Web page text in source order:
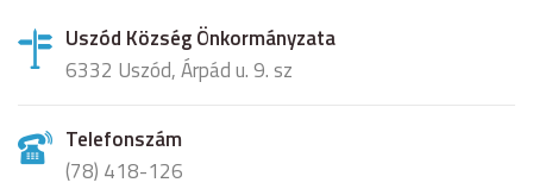
Uszód Község Önkormányzata
6332 Uszód, Árpád u. 9. sz
Telefonszám
(78) 418-126